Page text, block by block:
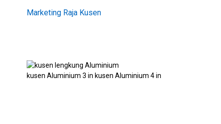
Marketing Raja Kusen
kusen Aluminium 3 in kusen Aluminium 4 in